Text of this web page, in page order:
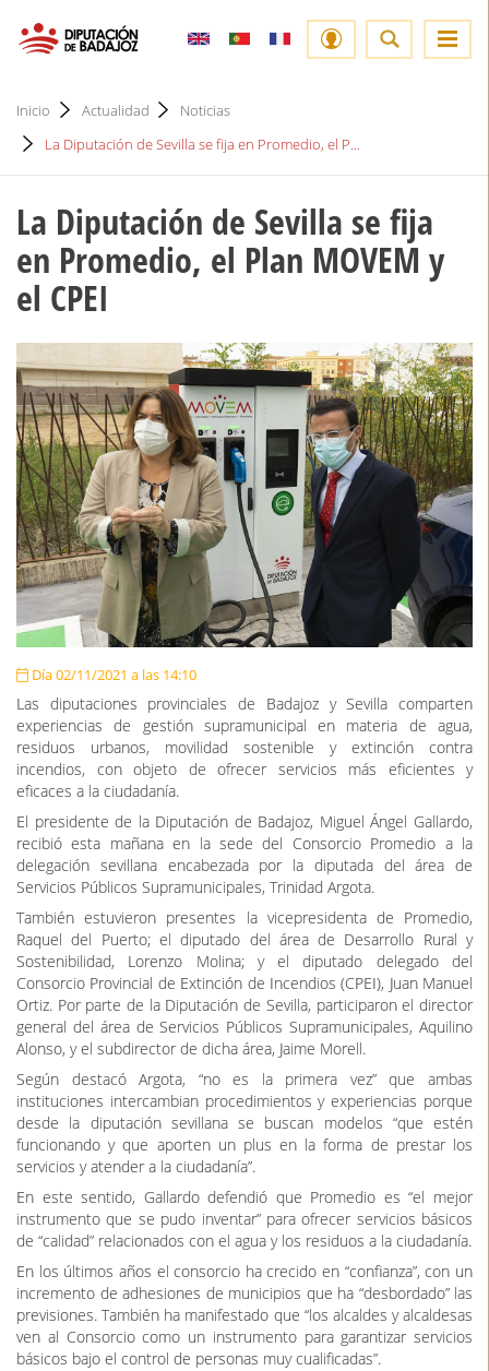
Inicio Actualidad
Noticias
La Diputación de Sevilla se fija en Promedio, el P...
La Diputación de Sevilla se fija
en Promedio, el Plan MOVEM y
el CPEI
Día 02/11/2021 a las 14:10
Las diputaciones provinciales de Badajoz y Sevilla comparten
experiencias de gestión supramunicipal en materia de agua,
residuos urbanos, movilidad sostenible y extinción contra
incendios, con objeto de ofrecer servicios más eficientes y
eficaces a la ciudadanía.
El presidente de la Diputación de Badajoz, Miguel Ángel Gallardo,
recibió esta mañana en la sede del Consorcio Promedio a la
delegación sevillana encabezada por la diputada del área de
Servicios Públicos Supramunicipales, Trinidad Argota.
También estuvieron presentes la vicepresidenta de Promedio,
Raquel del Puerto; el diputado del área de Desarrollo Rural y
Sostenibilidad, Lorenzo Molina; y el diputado delegado del
Consorcio Provincial de Extinción de Incendios (CPEI), Juan Manuel
Ortiz. Por parte de la Diputación de Sevilla, participaron el director
general del área de Servicios Públicos Supramunicipales, Aquilino
Alonso, y el subdirector de dicha área, Jaime Morell.
Según destacó Argota, “no es la primera vez” que ambas
instituciones intercambian procedimientos y experiencias porque
desde la diputación sevillana se buscan modelos “que estén
funcionando y que aporten un plus en la forma de prestar los
servicios y atender a la ciudadanía”.
En este sentido, Gallardo defendió que Promedio es “el mejor
instrumento que se pudo inventar” para ofrecer servicios básicos
de “calidad” relacionados con el agua y los residuos a la ciudadanía.
En los últimos años el consorcio ha crecido en “confianza”, con un
incremento de adhesiones de municipios que ha “desbordado” las
previsiones. También ha manifestado que “los alcaldes y alcaldesas
ven al Consorcio como un instrumento para garantizar servicios
básicos bajo el control de personas muy cualificadas”.